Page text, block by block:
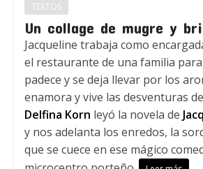
TEXTOS
Un collage de mugre y
Jacqueline trabaja como
el restaurante de una familia
padece y se deja llevar por los
enamora y vive las desventuras
Delfina Korn leyó la novela de
y nos adelanta los enredos, la
que se cuece en ese mágico